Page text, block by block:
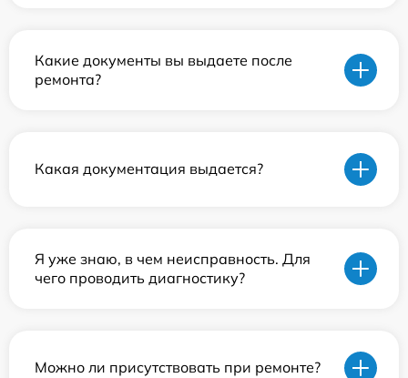
Какие документы вы выдаете после
ремонта?
Какая документация выдается?
Я уже знаю, в чем неисправность. Для
чего проводить диагностику?
Можно ли присутствовать при ремонте?